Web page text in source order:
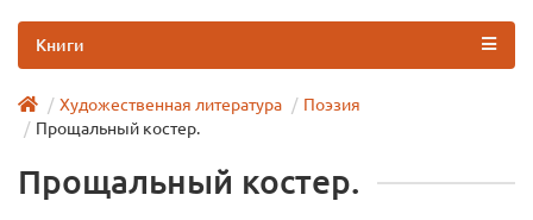
Книги
Художественная литература
Поэзия
Прощальный костер.
Прощальный костер.